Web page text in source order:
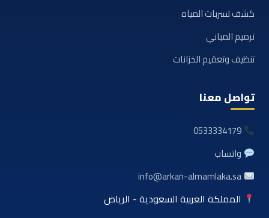
كشف تسربات المياه
ترميم المباني
تنظيف وتعقيم الخزانات
تواصل معنا
0533334179
واتساب
info@arkan-almamlaka.sa
المملكة العربية السعودية - الرياض